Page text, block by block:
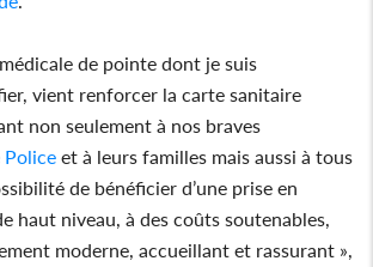
de pointe dont je suis
vient renforcer la carte sanitaire
non seulement à nos braves
Police et à leurs familles mais aussi à tous
de bénéficier d’une prise en
haut niveau, à des coûts soutenables,
moderne, accueillant et rassurant »,